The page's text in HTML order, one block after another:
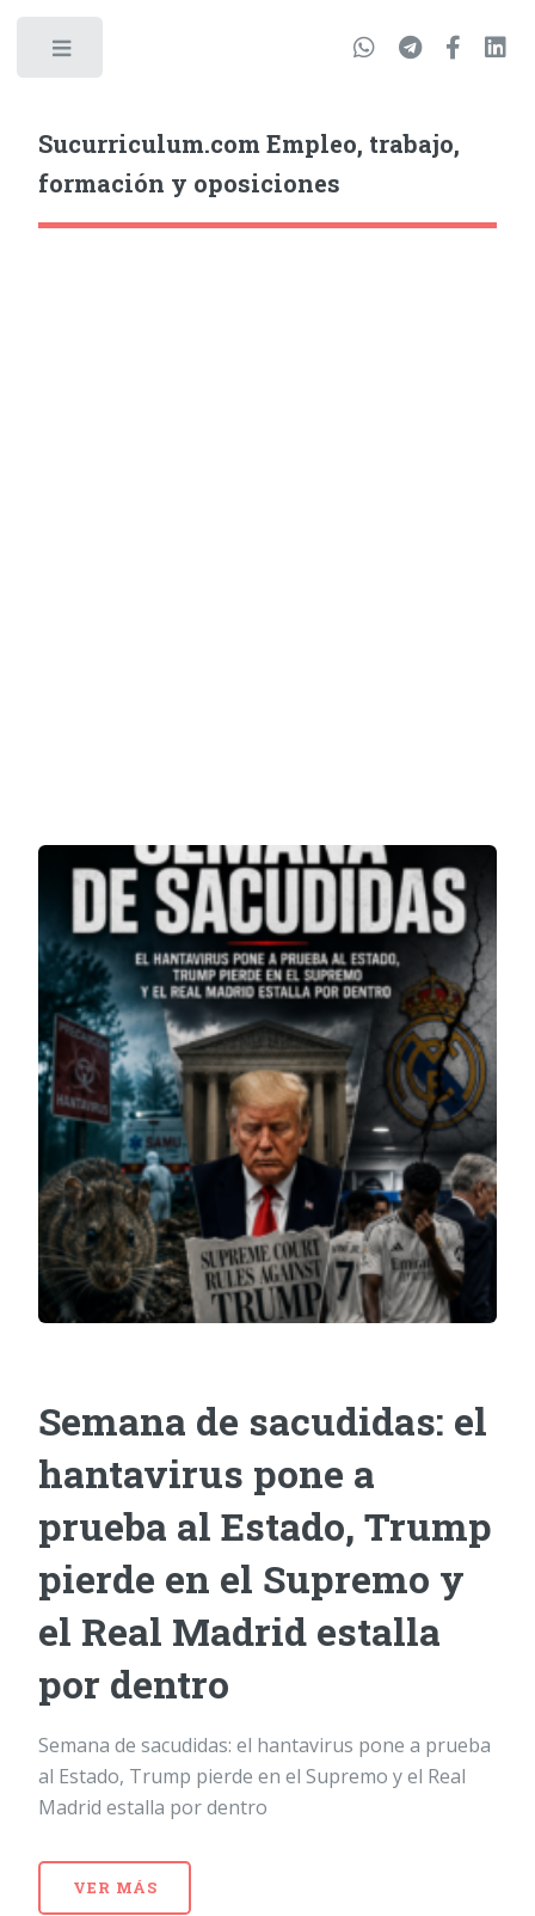
Sucurriculum.com Empleo, trabajo,
formación y oposiciones
Semana de sacudidas: el
hantavirus pone a
prueba al Estado, Trump
pierde en el Supremo y
el Real Madrid estalla
por dentro
Semana de sacudidas: el hantavirus pone a prueba
al Estado, Trump pierde en el Supremo y el Real
Madrid estalla por dentro
VER MÁS